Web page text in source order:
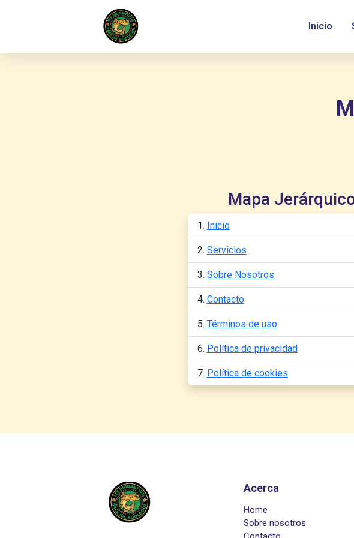
Inicio
Mapa
Inicio
Servicios
Sobre Nosotros
Contacto
Términos de uso
Política de privacidad
Política de cookies
Acerca
Home
Sobre nosotros